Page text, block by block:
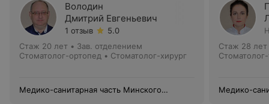
Володин
Дмитрий Евгеньевич
1 отзыв
5.0
Стаж 20 лет • Зав. отделением
Стоматолог-ортопед • Стоматолог-хирург
Медико-санитарная часть Минского
Стаж 28 лет
Медико-